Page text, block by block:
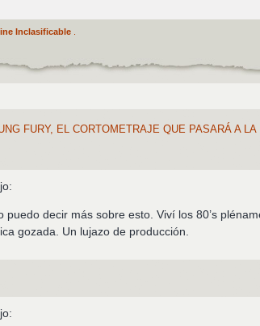
Inclasificable.
FURY, EL CORTOMETRAJE QUE PASARÁ A
puedo decir más sobre esto. Viví los 80’s
gozada. Un lujazo de producción.